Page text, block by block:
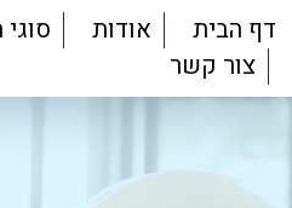
דף הבית אודות סוגי
צור קשר